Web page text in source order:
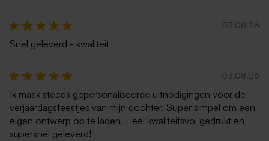
03.08.26
Snel geleverd - kwaliteit
03.08.26
Ik maak steeds gepersonaliseerde uitnodigingen voor de
verjaardagsfeestjes van mijn dochter. Super simpel om een
eigen ontwerp op te laden. Heel kwaliteitsvol gedrukt en
supersnel geleverd!